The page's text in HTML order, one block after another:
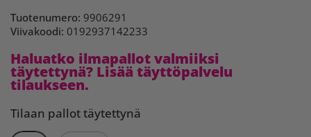
Tuotenumero: 9906291
Viivakoodi: 0192937142233
Haluatko ilmapallot valmiiksi
täytettynä? Lisää täyttöpalvelu
tilaukseen.
Tilaan pallot täytettynä